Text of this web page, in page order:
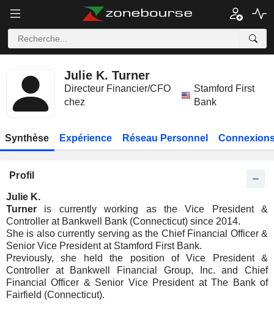
Julie K. Turner
Directeur Financier/CFO
chez
Stamford First
Bank
Synthèse Expérience Réseau Personnel
Profil
Julie K.
Turner is currently working as the Vice President &
Controller at Bankwell Bank (Connecticut) since 2014.
She is also currently serving as the Chief Financial Officer &
Senior Vice President at Stamford First Bank.
Previously, she held the position of Vice President &
Controller at Bankwell Financial Group, Inc. and Chief
Financial Officer & Senior Vice President at The Bank of
Fairfield (Connecticut).